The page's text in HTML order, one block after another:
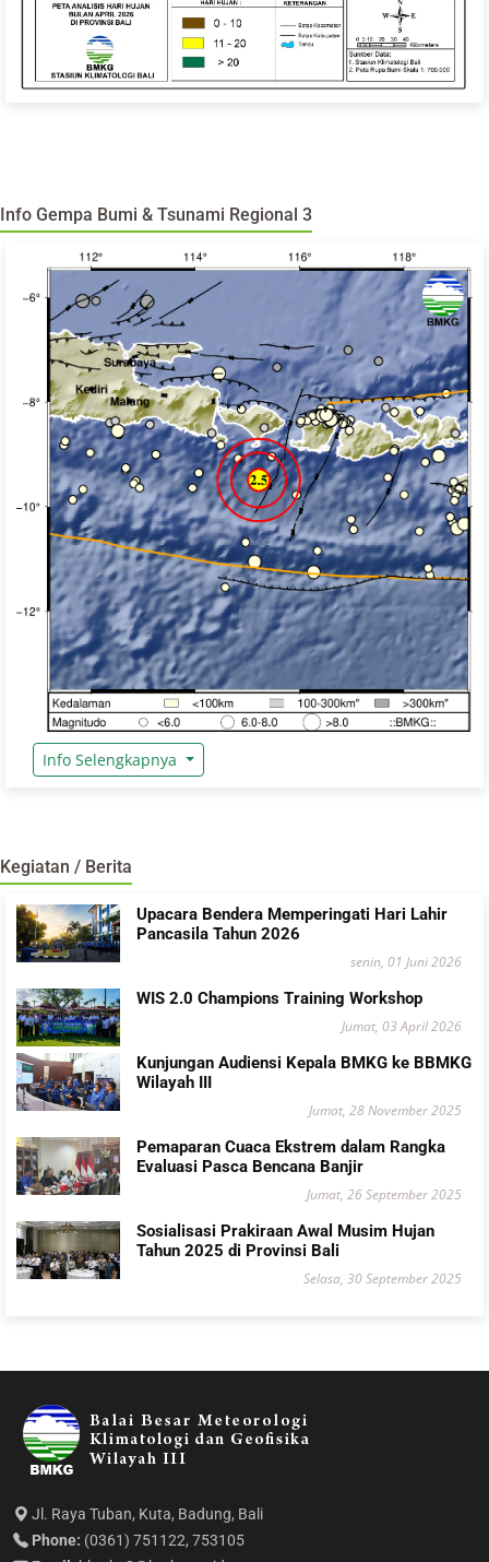
Info Gempa Bumi & Tsunami Regional 3
Info Selengkapnya
Kegiatan / Berita
Upacara Bendera Memperingati Hari Lahir
Pancasila Tahun 2026
senin, 01 Juni 2026
WIS 2.0 Champions Training Workshop
Jumat, 03 April 2026
Kunjungan Audiensi Kepala BMKG ke BBMKG
Wilayah III
Jumat, 28 November 2025
Pemaparan Cuaca Ekstrem dalam Rangka
Evaluasi Pasca Bencana Banjir
Jumat, 26 September 2025
Sosialisasi Prakiraan Awal Musim Hujan
Tahun 2025 di Provinsi Bali
Selasa, 30 September 2025
Jl. Raya Tuban, Kuta, Badung, Bali
Phone: (0361) 751122, 753105